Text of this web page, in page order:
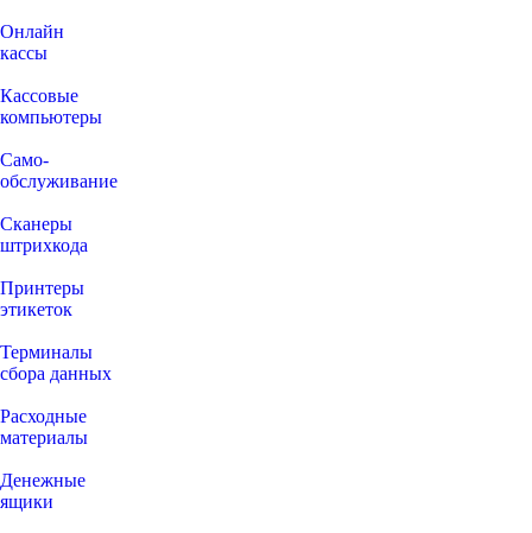
Онлайн
кассы
Кассовые
компьютеры
Само-
обслуживание
Сканеры
штрихкода
Принтеры
этикеток
Терминалы
сбора данных
Расходные
материалы
Денежные
ящики